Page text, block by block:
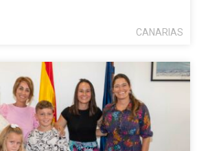
CANARIAS